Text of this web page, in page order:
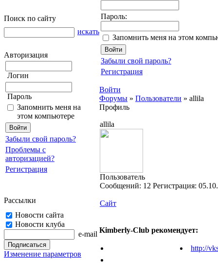
Поиск по сайту
искать
Авторизация
Логин
Пароль
Запомнить меня на
этом компьютере
Забыли свой пароль?
Проблемы с
авторизацией?
Регистрация
Рассылки
Новости сайта
Новости клуба
e-mail
Изменение параметров
Пароль:
Запомнить меня на этом
Забыли свой пароль?
Регистрация
Войти
Форумы » Пользователи » allila
Профиль
allila
Пользователь
Cообщений: 12 Регистрация:
Сайт
Kimberly-Club рекомендует:
http://